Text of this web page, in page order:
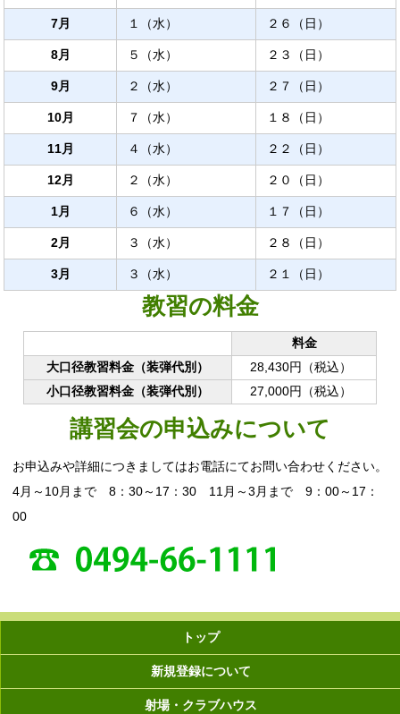
7月 １（水） ２６（日）
8月 ５（水） ２３（日）
9月 ２（水） ２７（日）
10月 ７（水） １８（日）
11月 ４（水） ２２（日）
12月 ２（水） ２０（日）
1月 ６（水） １７（日）
2月 ３（水） ２８（日）
3月 ３（水） ２１（日）
教習の料金
料金
大口径教習料金（装弾代別）
28,430円（税込）
小口径教習料金（装弾代別）
27,000円（税込）
講習会の申込みについて
お申込みや詳細につきましてはお電話にてお問い合わせください。
4月～10月まで 8：30～17：30 11月～3月まで 9：00～17：
00
トップ
新規登録について
射場・クラブハウス